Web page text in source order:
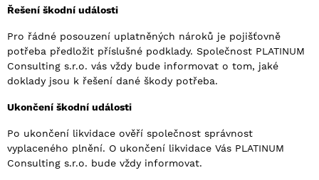
Řešení škodní události
Pro řádné posouzení uplatněných nároků je pojišťovně
potřeba předložit příslušné podklady. Společnost PLATINUM
Consulting s.r.o. vás vždy bude informovat o tom, jaké
doklady jsou k řešení dané škody potřeba.
Ukončení škodní události
Po ukončení likvidace ověří společnost správnost
vyplaceného plnění. O ukončení likvidace Vás PLATINUM
Consulting s.r.o. bude vždy informovat.